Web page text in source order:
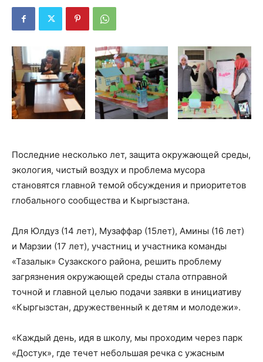
Последние несколько лет, защита окружающей среды,
экология, чистый воздух и проблема мусора
становятся главной темой обсуждения и приоритетов
глобального сообщества и Кыргызстана.
Для Юлдуз (14 лет), Музаффар (15лет), Амины (16 лет)
и Марзии (17 лет), участниц и участника команды
«Тазалык» Сузакского района, решить проблему
загрязнения окружающей среды стала отправной
точной и главной целью подачи заявки в инициативу
«Кыргызстан, дружественный к детям и молодежи».
«Каждый день, идя в школу, мы проходим через парк
«Достук», где течет небольшая речка с ужасным